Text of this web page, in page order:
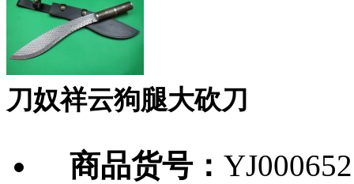
刀奴祥云狗腿大砍刀
商品货号： YJ000652